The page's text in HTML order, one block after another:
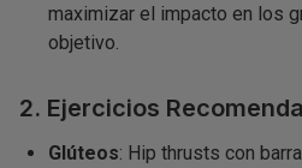
maximizar el impacto en los
objetivo.
2. Ejercicios
Glúteos: Hip thrusts con